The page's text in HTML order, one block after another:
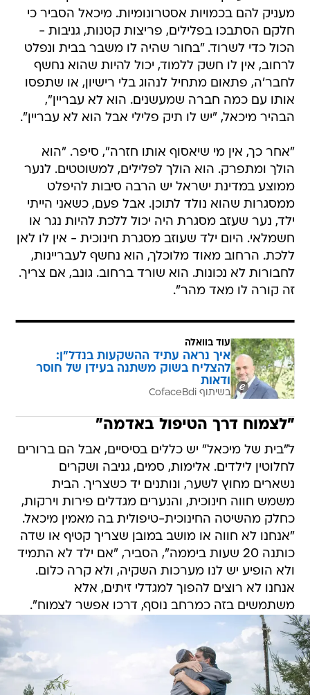
מעניק להם בכמויות אסטרונומיות. מיכאל הסביר כי
חלקם הסתבכו בפלילים, פריצות קטנות, גניבות -
הכול כדי לשרוד. "בחור שהיה לו משבר בבית ונפלט
לרחוב, אין לו חשק ללמוד, יכול להיות שהוא נחשף
לחבר'ה, פתאום מתחיל לנהוג בלי רישיון, או שתפסו
אותו עם כמה חברה שמעשנים. הוא לא עבריין",
הבהיר מיכאל, "יש לו תיק פלילי אבל הוא לא עבריין".
"אחר כך, אין מי שיאסוף אותו חזרה", סיפר. "הוא
הולך ומתפרק. הוא הולך לפלילים, למשוטטים. לנער
ממוצע במדינת ישראל יש הרבה סיבות להיפלט
ממסגרות שהוא נולד לתוכן. אבל פעם, כשאני הייתי
ילד, נער שעזב מסגרת היה יכול ללכת להיות נגר או
חשמלאי. היום ילד שעוזב מסגרת חינוכית - אין לו לאן
ללכת. הרחוב מאוד מלוכלך, הוא נחשף לעבריינות,
לחבורות לא נכונות. הוא שורד ברחוב. גונב, אם צריך.
זה קורה לו מאד מהר".
עוד בוואלה
איך נראה עתיד ההשקעות בנדל"ן:
להצליח בשוק משתנה בעידן של חוסר
ודאות
בשיתוף CofaceBdi
"לצמוח דרך הטיפול באדמה"
ל"בית של מיכאל" יש כללים בסיסיים, אבל הם ברורים
לחלוטין לילדים. אלימות, סמים, גניבה ושקרים
נשארים מחוץ לשער, ונותנים יד כשצריך. הבית
משמש חווה חינוכית, והנערים מגדלים פירות וירקות,
כחלק מהשיטה החינוכית-טיפולית בה מאמין מיכאל.
"אנחנו לא חווה או מושב במובן שצריך קטיף או שדה
כותנה 20 שעות ביממה", הסביר, "אם ילד לא התמיד
ולא הופיע יש לנו מערכות השקיה, ולא קרה כלום.
אנחנו לא רוצים להפוך למגדלי זיתים, אלא
משתמשים בזה כמרחב נוסף, דרכו אפשר לצמוח".